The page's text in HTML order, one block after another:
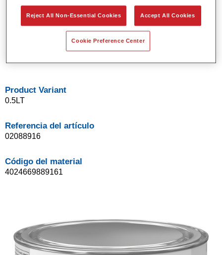
Excelente precisión en la igualación del color.
Colores sólidos, metalizados y perlados.
Excelentes propiedades de relleno.
Buena opacidad.
Sistema de base bicapa disolvente de Standox.
Product Variant
0.5LT
Referencia del artículo
02088916
Código del material
4024669889161
Reject All Non-Essential Cookies Accept All Cookies
Cookie Preference Center